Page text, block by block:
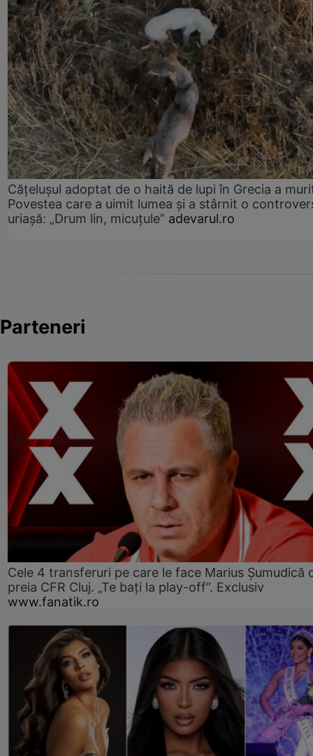
Cățelușul adoptat de o haită de lupi în Grecia a
Povestea care a uimit lumea și a stârnit o
uriașă: „Drum lin, micuțule” adevarul.ro
Parteneri
Cele 4 transferuri pe care le face Marius Șumudică
preia CFR Cluj. „Te bați la play-off”. Exclusiv
www.fanatik.ro